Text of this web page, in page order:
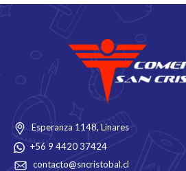
Esperanza 1148, Linares
+56 9 4420 37424
contacto@sncristobal.cl